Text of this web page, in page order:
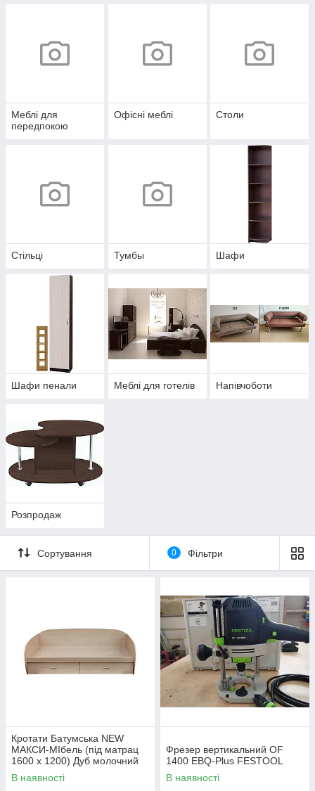
Меблі для
передпокою
Офісні меблі Столи
Стільці Тумбы Шафи
Шафи пенали Меблі для готелів Напівчоботи
Розпродаж
Сортування 0 Фільтри
Кротати Батумська NEW
MАКСИ-МІбель (під матрац
1600 x 1200) Дуб молочний
(12884)
В наявності
Фрезер вертикальний OF
1400 EBQ-Plus FESTOOL
В наявності